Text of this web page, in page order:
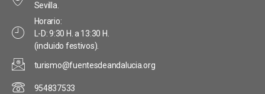
Sevilla.
Horario:
L-D: 9:30 H. a 13:30 H.
(incluido festivos).
turismo@fuentesdeandalucia.org
954837533